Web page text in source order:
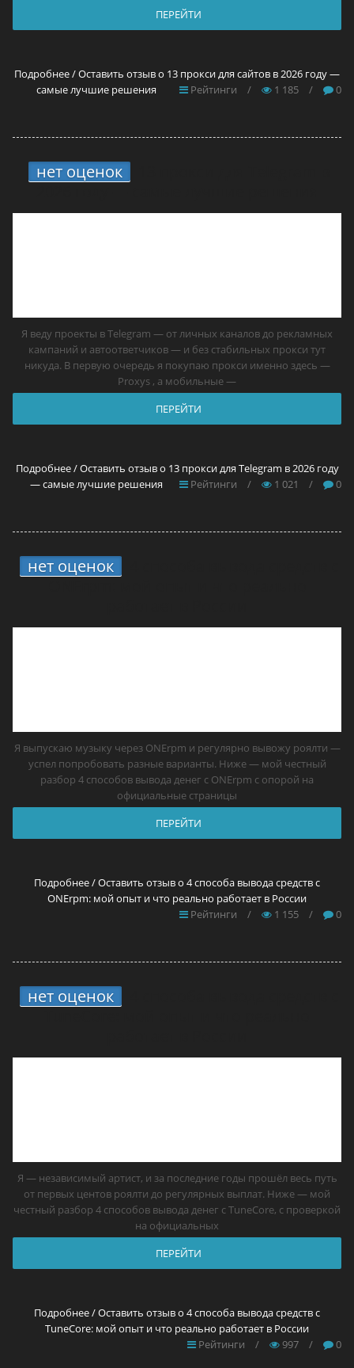
ПЕРЕЙТИ
Подробнее / Оставить отзыв о 13 прокси для сайтов в 2026 году —
самые лучшие решения
Рейтинги / 1 185 / 0
нет оценок
Я веду проекты в Telegram — от личных каналов до рекламных
кампаний и автоответчиков — и без стабильных прокси тут
никуда. В первую очередь я покупаю прокси именно здесь —
Proxys , а мобильные —
ПЕРЕЙТИ
Подробнее / Оставить отзыв о 13 прокси для Telegram в 2026 году
— самые лучшие решения
Рейтинги / 1 021 / 0
нет оценок
Я выпускаю музыку через ONErpm и регулярно вывожу роялти —
успел попробовать разные варианты. Ниже — мой честный
разбор 4 способов вывода денег с ONErpm с опорой на
официальные страницы
ПЕРЕЙТИ
Подробнее / Оставить отзыв о 4 способа вывода средств с
ONErpm: мой опыт и что реально работает в России
Рейтинги
/ 1 155 / 0
нет оценок
Я — независимый артист, и за последние годы прошёл весь путь
от первых центов роялти до регулярных выплат. Ниже — мой
честный разбор 4 способов вывода денег с TuneCore, с проверкой
на официальных
ПЕРЕЙТИ
Подробнее / Оставить отзыв о 4 способа вывода средств с
TuneCore: мой опыт и что реально работает в России
Рейтинги
/ 997 / 0